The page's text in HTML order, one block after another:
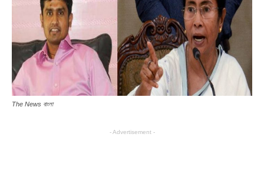
The News বাংলা
- Advertisement -